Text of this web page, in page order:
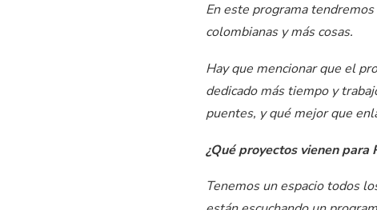
En este programa
colombianas y más cosas.
Hay que mencionar que el
dedicado más tiempo y
puentes, y qué mejor que
¿Qué proyectos vienen para
Tenemos un espacio todos